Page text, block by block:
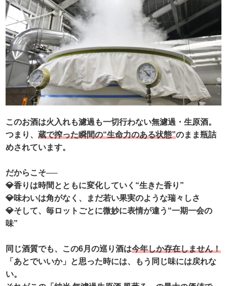
このお酒は火入れも濾過も一切行わない無濾過・生原酒。
つまり、蔵で搾った瞬間の“生命力のある状態”のまま瓶詰
めされています。
だからこそ──
💎香りは時間とともに変化していく“生きた香り”
💎味わいは角がなく、まだ若い果実のような瑞々しさ
💎そして、毎ロットごとに微妙に表情が違う“一期一会の
味”
同じ酒質でも、この6月の巡り酒は今年しか存在しません！
「あとでいいか」と思った時には、もう同じ味には戻れな
い。